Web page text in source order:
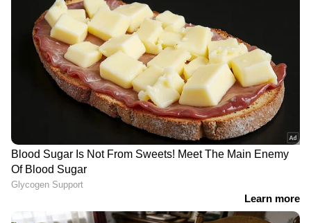
അഞ്ചുവർഷം കൊണ്ട് 960 പരീക്ഷകളിൽ
പങ്കെടുത്ത് ഡ്രൈവിംഗ് ലൈസൻസ്
നേടുമ്പോൾ ചാ സ സൂണിന് പ്രായം 69
ആയിരുന്നു. ഈ ടെസ്റ്റുകളിൽ വിജയിക്കാനായി
അവർ ചെലവഴിച്ചത് 11,000 പൗണ്ട് ആണ്.
അതായത് 11,15,273 രൂപ.
ചാ സാ-സൂണിന്റെ കഥ അവളെ ഒരു ദേശീയ
സെലിബ്രിറ്റിയാക്കി മാറ്റി. ദക്ഷിണ കൊറിയൻ
കാർ നിർമ്മാതാക്കളായ ഹ്യുണ്ടായ് അന്ന്
അവർക്ക് ഒരു പുതിയ വാഹനം സമ്മാനമായി